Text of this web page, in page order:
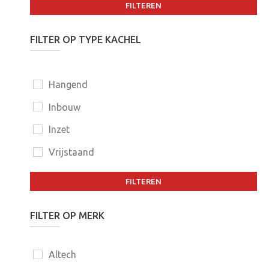
FILTEREN
FILTER OP TYPE KACHEL
Hangend
Inbouw
Inzet
Vrijstaand
FILTEREN
FILTER OP MERK
Altech